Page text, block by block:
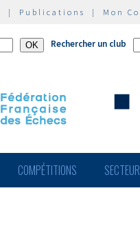
| Publications | Mon
Rechercher un club
COMPÉTITIONS